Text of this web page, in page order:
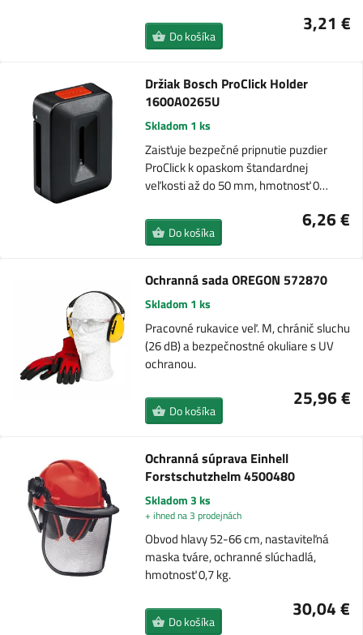
3,21 €
Do košíka
Držiak Bosch ProClick Holder
1600A0265U
Skladom 1 ks
Zaisťuje bezpečné pripnutie puzdier
ProClick k opaskom štandardnej
veľkosti až do 50 mm, hmotnosť 0…
6,26 €
Do košíka
Ochranná sada OREGON 572870
Skladom 1 ks
Pracovné rukavice veľ. M, chránič sluchu
(26 dB) a bezpečnostné okuliare s UV
ochranou.
25,96 €
Do košíka
Ochranná súprava Einhell
Forstschutzhelm 4500480
Skladom 3 ks
+ ihned na 3 prodejnách
Obvod hlavy 52-66 cm, nastaviteľná
maska ​​tváre, ochranné slúchadlá,
hmotnosť 0,7 kg.
30,04 €
Do košíka